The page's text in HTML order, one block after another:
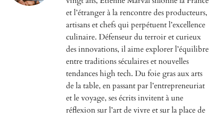
et l’étranger à la rencontre des producteurs,
artisans et chefs qui perpétuent l’excellence
culinaire. Défenseur du terroir et curieux
des innovations, il aime explorer l’équilibre
entre traditions séculaires et nouvelles
tendances high tech. Du foie gras aux arts
de la table, en passant par l’entrepreneuriat
et le voyage, ses écrits invitent à une
réflexion sur l’art de vivre et sur la place de